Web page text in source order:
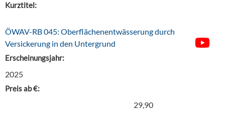
Kurztitel:
ÖWAV-RB 045: Oberflächenentwässerung durch
Versickerung in den Untergrund
Erscheinungsjahr:
2025
Preis ab €:
29,90